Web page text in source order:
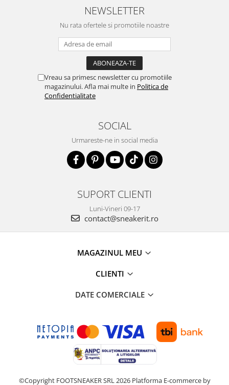
NEWSLETTER
Nu rata ofertele si promotiile noastre
Vreau sa primesc newsletter cu promotiile
magazinului. Afla mai multe in Politica de
Confidentialitate
SOCIAL
Urmareste-ne in social media
SUPORT CLIENTI
Luni-Vineri 09-17
contact@sneakerit.ro
MAGAZINUL MEU
CLIENTI
DATE COMERCIALE
©Copyright FOOTSNEAKER SRL 2026 Platforma E-commerce by